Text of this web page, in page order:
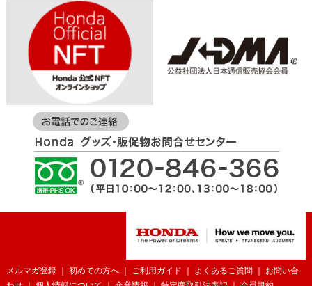
メルマガ登録｜ 初めての方へ｜ ご利用ガイド よくあるご質問
お問い合